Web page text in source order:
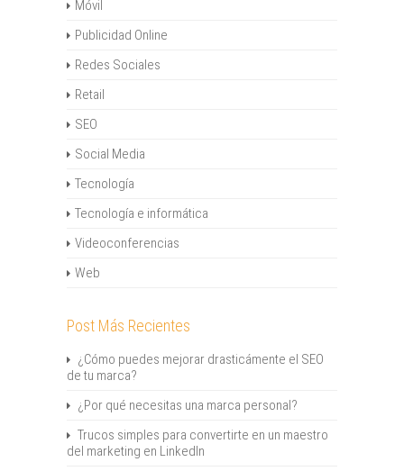
Móvil
Publicidad Online
Redes Sociales
Retail
SEO
Social Media
Tecnología
Tecnología e informática
Videoconferencias
Web
Post Más Recientes
¿Cómo puedes mejorar drasticámente el SEO
de tu marca?
¿Por qué necesitas una marca personal?
Trucos simples para convertirte en un maestro
del marketing en LinkedIn